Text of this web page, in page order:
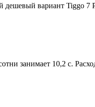
вариант Tiggo 7
занимает 10,2 с.